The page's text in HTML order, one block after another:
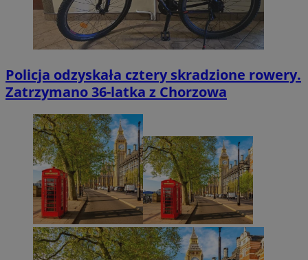
Policja odzyskała cztery skradzione rowery.
Zatrzymano 36-latka z Chorzowa